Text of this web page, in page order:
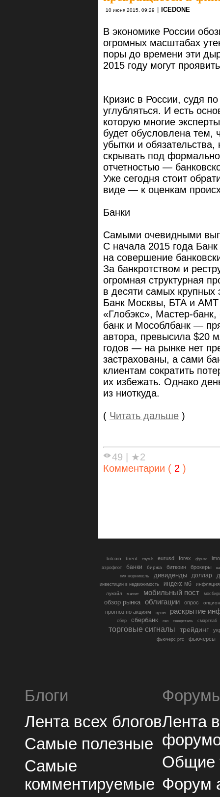
10 июня 2015, 09:29 ICEDONE
В экономике России
огромных масштабах
поры до времени эти
2015 году могут
Кризис в России, судя
углубляться. И есть
которую многие
будет обусловлена тем,
убытки и
скрывать под
отчетностью —
Уже сегодня стоит
виде — к оценкам
Банки
Самыми очевидными
С начала 2015 года
на совершение
За банкротством и
огромная структурная
в десяти самых крупных
Банк Москвы, БТА и АМТ
«Глобэкс», Мастер-
банк и Мособлбанк —
автора, превысила $20
годов — на рынке нет
застрахованы, а сами
клиентам сократить
их избежать. Однако
из ниоткуда.
( Читать дальше )
49 | ★2
Комментарии ( 2 )
bitcoin brent cnyrub eurusd forex gbpusd
аэрофлот банки биржа биткоин брокеры
гмк норникель
дивиденды доллар
инвестиции в недвижимость индекс мб
инфляция
лукойл
магнит мобильный пост
обзор рынка облигации опрос
прогноз по акциям путин раскрытие
сбер сбербанк сво северсталь смартлаб
торговые сигналы трейдинг
фьючерс ртс фьючерсы
Блоги
Лента всех блогов
Самые полезные
Самые
комментируемые
Лента
Общие
Форум